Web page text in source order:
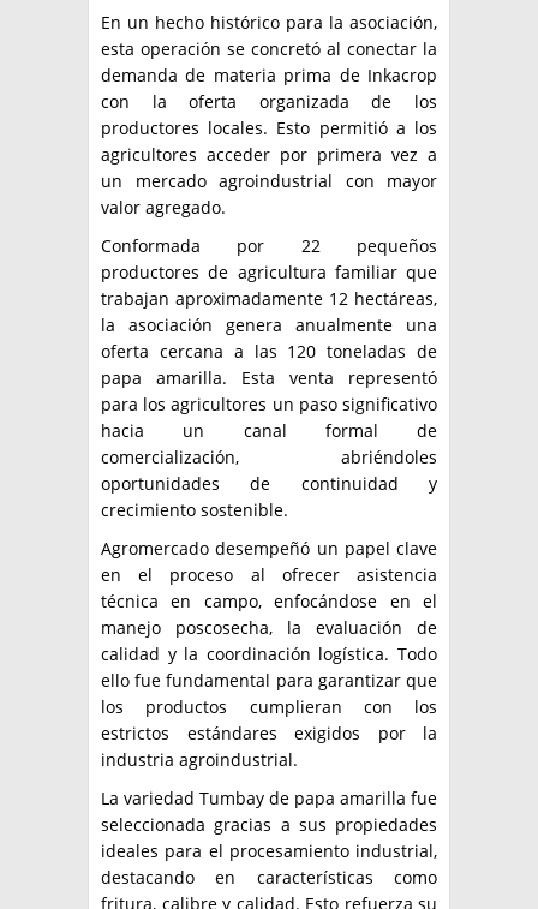
En un hecho histórico para la asociación,
esta operación se concretó al conectar la
demanda de materia prima de Inkacrop
con la oferta organizada de los
productores locales. Esto permitió a los
agricultores acceder por primera vez a
un mercado agroindustrial con mayor
valor agregado.
Conformada por 22 pequeños
productores de agricultura familiar que
trabajan aproximadamente 12 hectáreas,
la asociación genera anualmente una
oferta cercana a las 120 toneladas de
papa amarilla. Esta venta representó
para los agricultores un paso significativo
hacia un canal formal de
comercialización, abriéndoles
oportunidades de continuidad y
crecimiento sostenible.
Agromercado desempeñó un papel clave
en el proceso al ofrecer asistencia
técnica en campo, enfocándose en el
manejo poscosecha, la evaluación de
calidad y la coordinación logística. Todo
ello fue fundamental para garantizar que
los productos cumplieran con los
estrictos estándares exigidos por la
industria agroindustrial.
La variedad Tumbay de papa amarilla fue
seleccionada gracias a sus propiedades
ideales para el procesamiento industrial,
destacando en características como
fritura, calibre y calidad. Esto refuerza su